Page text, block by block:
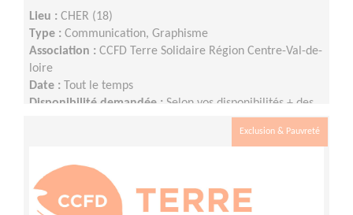
Lieu : CHER (18)
Type : Communication, Graphisme
Association : CCFD Terre Solidaire Région Centre-Val-de-
loire
Date :
Tout le temps
Disponibilité demandée : Selon vos disponibilités + des
réunions d’équipes ont lieu en semaine en soirée très
Exclusion & Pauvreté